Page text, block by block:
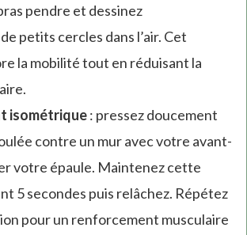
pendre et dessinez
petits cercles dans l’air. Cet
la mobilité tout en réduisant la
isométrique: pressez doucement
contre un mur avec votre avant-
votre épaule. Maintenez cette
5 secondes puis relâchez. Répétez
pour un renforcement musculaire